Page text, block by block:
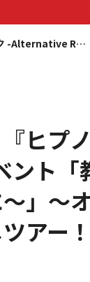
-Alternative R…
ヒプ
ト「
」～
アー